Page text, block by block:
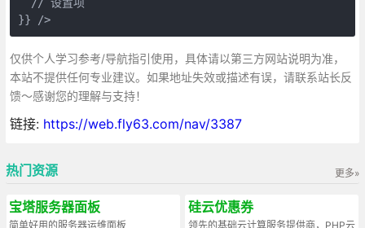
}} />
仅供个人学习参考/导航指引使用，具体请以第三方网站说明为准，
本站不提供任何专业建议。如果地址失效或描述有误，请联系站长反
馈～感谢您的理解与支持！
链接: https://web.fly63.com/nav/3387
更多»
热门资源
宝塔服务器面板
简单好用的服务器运维面板
硅云优惠券
领先的基础云计算服务提供商，PHP云